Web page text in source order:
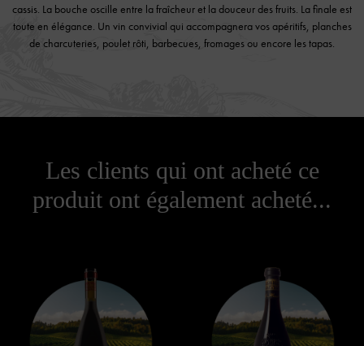
cassis. La bouche oscille entre la fraîcheur et la douceur des fruits. La finale est
toute en élégance. Un vin convivial qui accompagnera vos apéritifs, planches
de charcuteries, poulet rôti, barbecues, fromages ou encore les tapas.
Les clients qui ont acheté ce
produit ont également acheté...